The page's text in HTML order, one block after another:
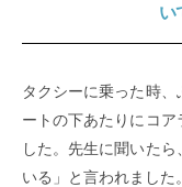
い
タクシーに乗った時
ートの下あたりにコア
した。先生に聞いた
いる」と言われました。